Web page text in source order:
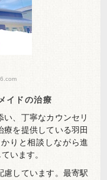
イドの治療
、丁寧なカウンセリ
を提供している羽田
りと相談しながら進
います。
慮しています。最寄駅